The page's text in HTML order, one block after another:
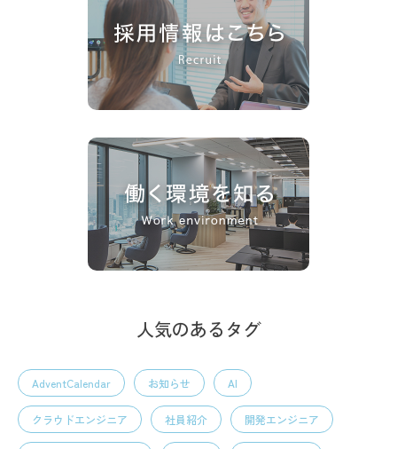
人気のあるタグ
AdventCalendar お知らせ AI
クラウドエンジニア 社員紹介 開発エンジニア